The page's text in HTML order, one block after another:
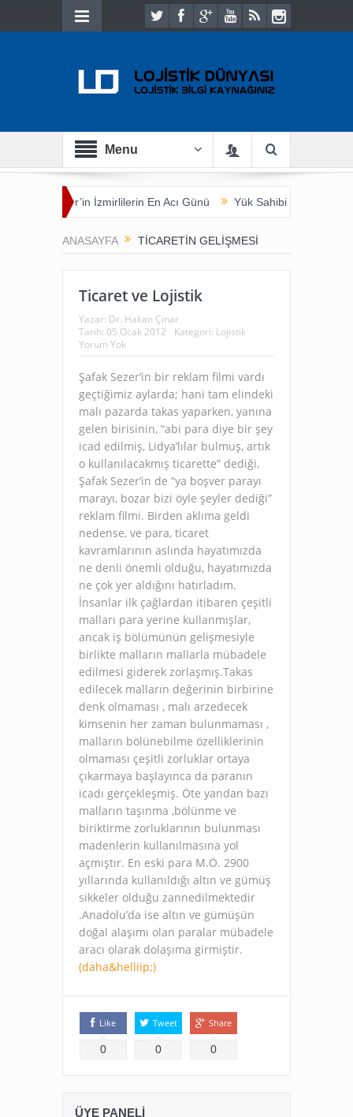
Menu
İzmir’in İzmirlilerin En Acı Günü Yük Sahibi Açısından
ANASAYFA TICARETIN GELIŞMESI
Ticaret ve Lojistik
Yazar: Dr. Hakan Çınar
Tarih: 05 Ocak 2012 Kategori: Lojistik
Yorum Yok
Şafak Sezer’in bir reklam filmi vardı
geçtiğimiz aylarda; hani tam elindeki
malı pazarda takas yaparken, yanına
gelen birisinin, “abi para diye bir şey
icad edilmiş, Lidya’lılar bulmuş, artık
o kullanılacakmış ticarette” dediği,
Şafak Sezer’in de “ya boşver parayı
marayı, bozar bizi öyle şeyler dediği”
reklam filmi. Birden aklıma geldi
nedense, ve para, ticaret
kavramlarının aslında hayatımızda
ne denli önemli olduğu, hayatımızda
ne çok yer aldığını hatırladım.
İnsanlar ilk çağlardan itibaren çeşitli
malları para yerine kullanmışlar,
ancak iş bölümünün gelişmesiyle
birlikte malların mallarla mübadele
edilmesi giderek zorlaşmış.Takas
edilecek malların değerinin birbirine
denk olmaması , malı arzedecek
kimsenin her zaman bulunmaması ,
malların bölünebilme özelliklerinin
olmaması çeşitli zorluklar ortaya
çıkarmaya başlayınca da paranın
icadı gerçekleşmiş. Öte yandan bazı
malların taşınma ,bölünme ve
biriktirme zorluklarının bulunması
madenlerin kullanılmasına yol
açmıştır. En eski para M.Ö. 2900
yıllarında kullanıldığı altın ve gümüş
sikkeler olduğu zannedilmektedir
.Anadolu’da ise altın ve gümüşün
doğal alaşımı olan paralar mübadele
aracı olarak dolaşıma girmiştir.
(daha&helliip;)
Like
0
Tweet
0
Share
0
ÜYE PANELI